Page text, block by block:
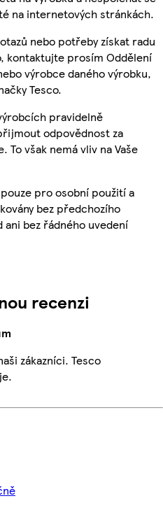
na internetových stránkách.
nebo potřeby získat radu
kontaktujte prosím Oddělení
výrobce daného výrobku,
Tesco.
pravidelně
odpovědnost za
však nemá vliv na Vaše
pro osobní použití a
bez předchozího
bez řádného uvedení
recenzi
zákazníci. Tesco